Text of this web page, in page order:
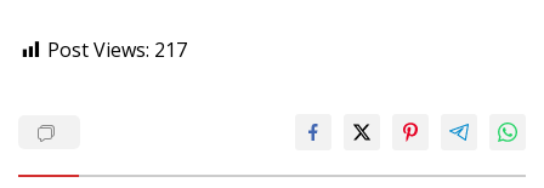
Post Views: 217